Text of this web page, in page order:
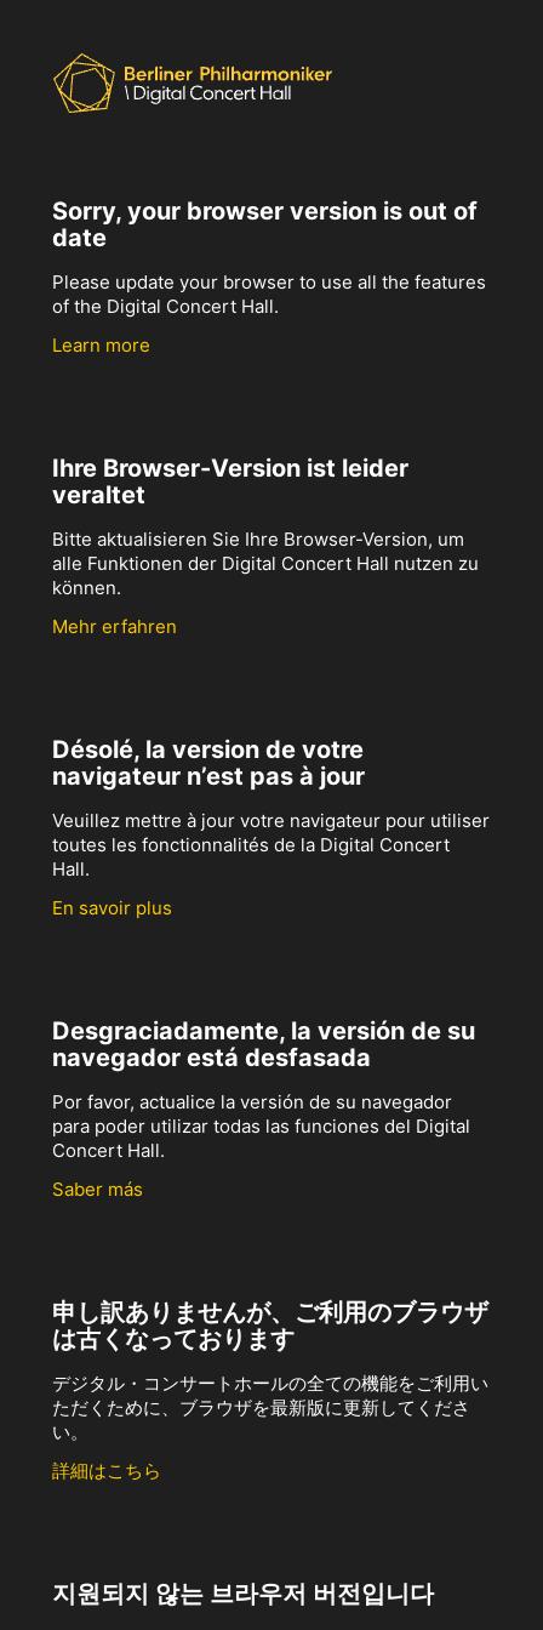
Sorry, your browser version is out of
date
Please update your browser to use all the features
of the Digital Concert Hall.
Learn more
Ihre Browser-Version ist leider
veraltet
Bitte aktualisieren Sie Ihre Browser-Version, um
alle Funktionen der Digital Concert Hall nutzen zu
können.
Mehr erfahren
Désolé, la version de votre
navigateur n’est pas à jour
Veuillez mettre à jour votre navigateur pour utiliser
toutes les fonctionnalités de la Digital Concert
Hall.
En savoir plus
Desgraciadamente, la versión de su
navegador está desfasada
Por favor, actualice la versión de su navegador
para poder utilizar todas las funciones del Digital
Concert Hall.
Saber más
申し訳ありませんが、ご利用のブラウザ
は古くなっております
デジタル・コンサートホールの全ての機能をご利用い
ただくために、ブラウザを最新版に更新してくださ
い。
詳細はこちら
지원되지 않는 브라우저 버전입니다